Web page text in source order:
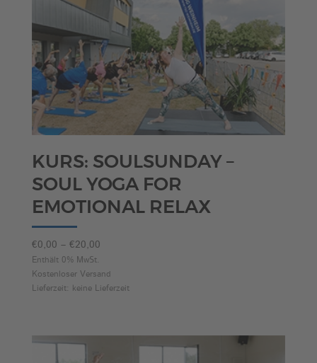
KURS: SOULSUNDAY –
SOUL YOGA FOR
EMOTIONAL RELAX
€0,00 – €20,00Preisspanne:
bis
€20,00
Enthält 0% MwSt.
Kostenloser Versand
Lieferzeit: keine Lieferzeit